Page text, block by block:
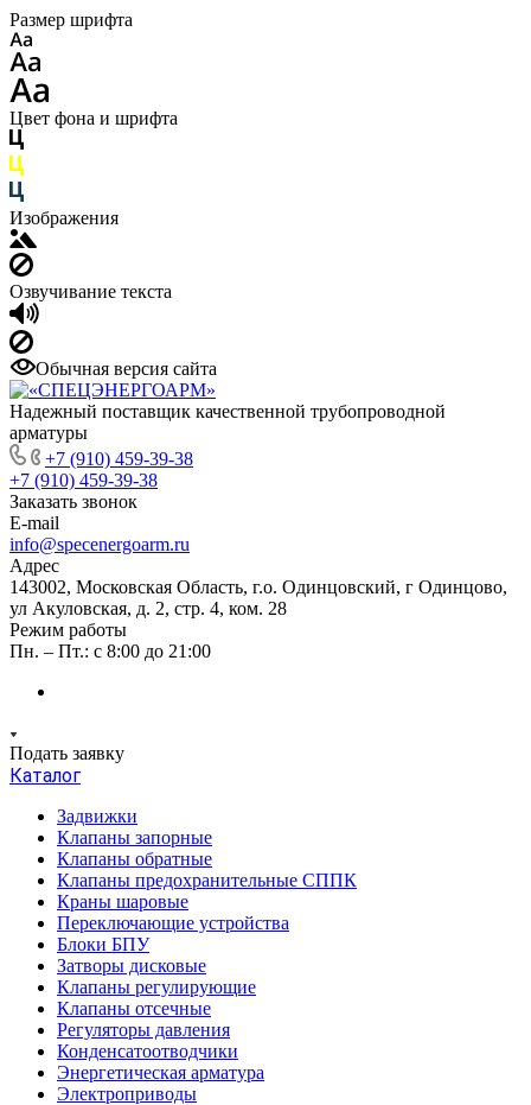
Размер шрифта
Цвет фона и шрифта
Изображения
Озвучивание текста
Обычная версия сайта
Надежный поставщик качественной трубопроводной
арматуры
+7 (910) 459-39-38
+7 (910) 459-39-38
Заказать звонок
E-mail
info@specenergoarm.ru
Адрес
143002, Московская Область, г.о. Одинцовский, г Одинцово,
ул Акуловская, д. 2, стр. 4, ком. 28
Режим работы
Пн. – Пт.: с 8:00 до 21:00
Подать заявку
Каталог
Задвижки
Клапаны запорные
Клапаны обратные
Клапаны предохранительные СППК
Краны шаровые
Переключающие устройства
Блоки БПУ
Затворы дисковые
Клапаны регулирующие
Клапаны отсечные
Регуляторы давления
Конденсатоотводчики
Энергетическая арматура
Электроприводы